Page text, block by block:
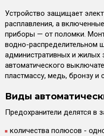
Устройство защищает
расплавления, а
приборы — от поломки.
водно-распределительном
административных и жилых
автоматического
пластмассу, медь, бронзу и
Виды
Предохранители делятся в
количества полюсов -